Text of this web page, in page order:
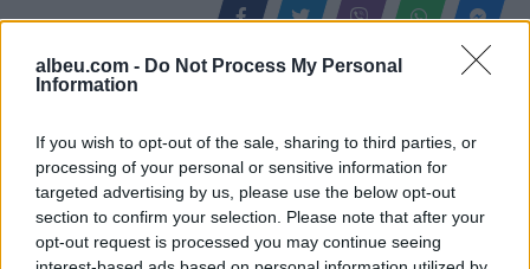
albeu.com - Do Not Process My Personal
Information
If you wish to opt-out of the sale, sharing to third parties, or
processing of your personal or sensitive information for
targeted advertising by us, please use the below opt-out
section to confirm your selection. Please note that after your
opt-out request is processed you may continue seeing